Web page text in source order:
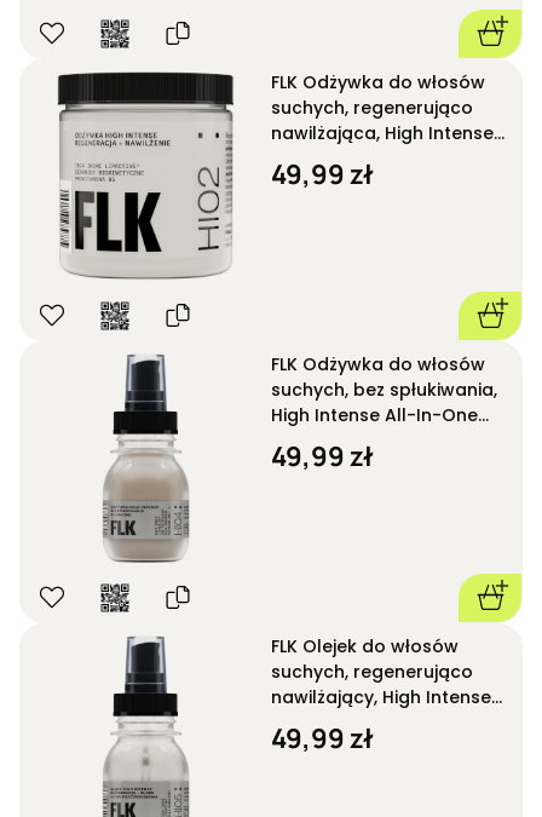
FLK Odżywka do włosów
suchych, regenerująco
nawilżająca, High Intense
HI02 250 ml
49,99 zł
FLK Odżywka do włosów
suchych, bez spłukiwania,
High Intense All-In-One
HI04 50 ml
49,99 zł
FLK Olejek do włosów
suchych, regenerująco
nawilżający, High Intense
HI05 50 ml
49,99 zł